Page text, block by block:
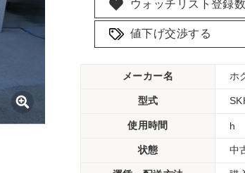
ウォッチリスト登録数
値下げ交渉する
メーカー名 ホ
型式
使用時間 h
状態 中